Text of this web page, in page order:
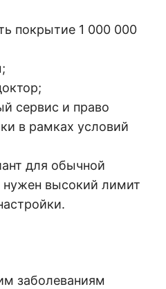
покрытие 1 000 000
сервис и право
в рамках условий
для обычной
нужен высокий лимит
заболеваниям